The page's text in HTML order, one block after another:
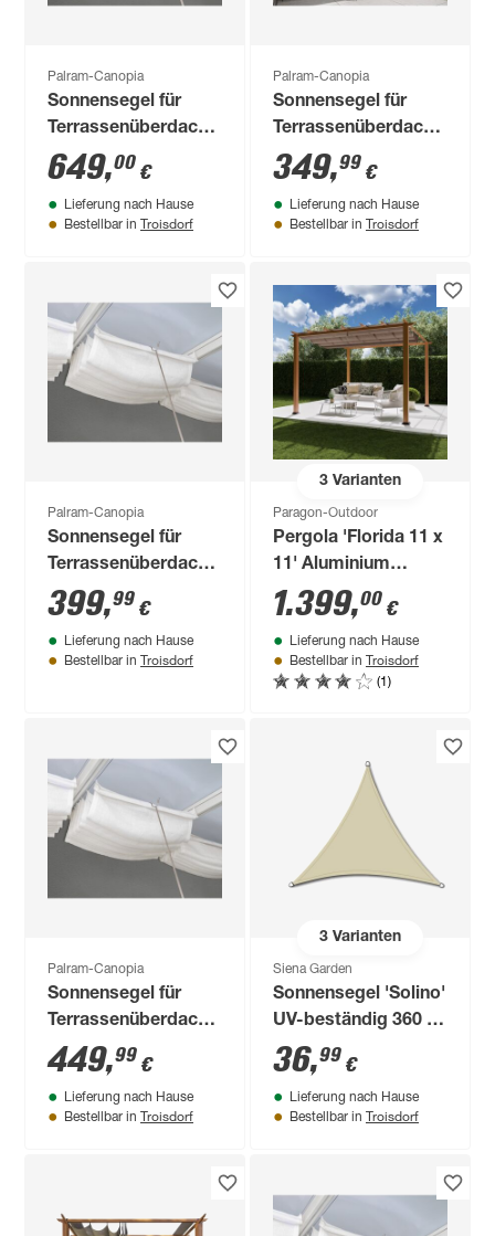
Palram-Canopia
Sonnensegel für
Terrassenüberdachung
3 x 9,2 m
649,00 €
Lieferung nach Hause
Bestellbar in Troisdorf
Palram-Canopia
Sonnensegel für
Terrassenüberdachung
'Stockholm' 325 x
64,5 cm 7 Stück
349,99 €
Lieferung nach Hause
Bestellbar in Troisdorf
Palram-Canopia
Sonnensegel für
Terrassenüberdachung
3 x 5,6 m
399,99 €
Lieferung nach Hause
Bestellbar in Troisdorf
3Varianten
Paragon-Outdoor
Pergola 'Florida 11 x
11' Aluminium
Holzoptik mit
Sonnensegel 350 x
350 x 235 cm
1.399,00 €
Lieferung nach Hause
Bestellbar in Troisdorf
(1)
Palram-Canopia
Sonnensegel für
Terrassenüberdachung
3 x 6,2 m
449,99 €
Lieferung nach Hause
Bestellbar in Troisdorf
3Varianten
Siena Garden
Sonnensegel 'Solino'
UV-beständig 360 x
360 x 360 cm
36,99 €
Lieferung nach Hause
Bestellbar in Troisdorf